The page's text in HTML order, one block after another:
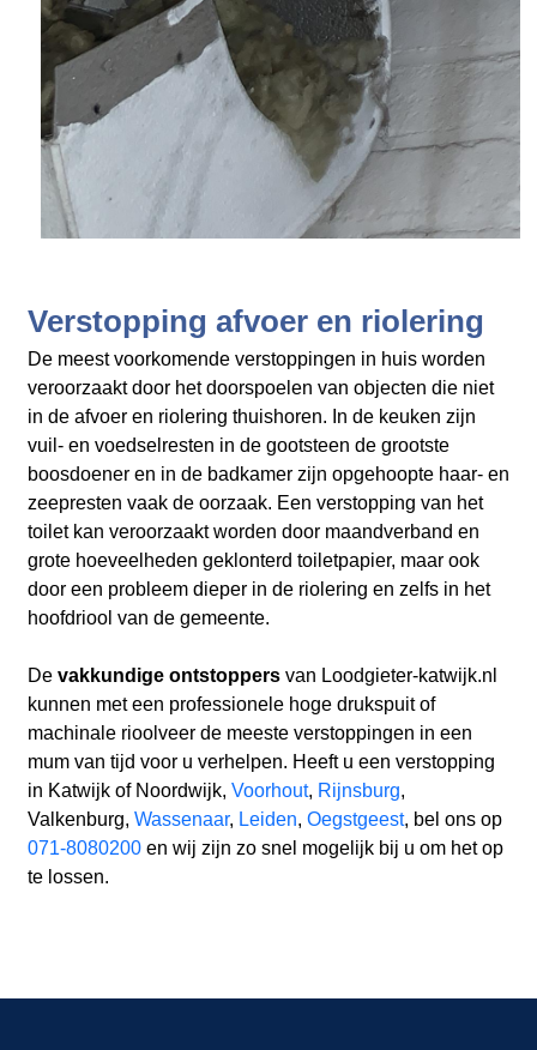
Verstopping afvoer en riolering
De meest voorkomende verstoppingen in huis worden
veroorzaakt door het doorspoelen van objecten die niet
in de afvoer en riolering thuishoren. In de keuken zijn
vuil- en voedselresten in de gootsteen de grootste
boosdoener en in de badkamer zijn opgehoopte haar- en
zeepresten vaak de oorzaak. Een verstopping van het
toilet kan veroorzaakt worden door maandverband en
grote hoeveelheden geklonterd toiletpapier, maar ook
door een probleem dieper in de riolering en zelfs in het
hoofdriool van de gemeente.
De vakkundige ontstoppersvan Loodgieter-katwijk.nl
kunnen met een professionele hoge drukspuit of
machinale rioolveer de meeste verstoppingen in een
mum van tijd voor u verhelpen. Heeft u een verstopping
in Katwijk of Noordwijk, Voorhout, Rijnsburg,
Valkenburg, Wassenaar, Leiden, Oegstgeest, bel ons op
071-8080200en wij zijn zo snel mogelijk bij u om het op
te lossen.